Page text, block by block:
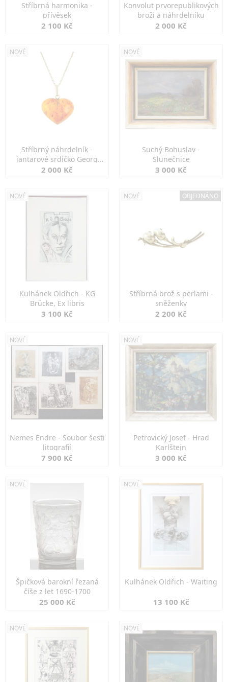
Stříbrná harmonika -
přívěsek
2 100 Kč
Konvolut prvorepublikových
broží a náhrdelníku
2 000 Kč
NOVÉ
Stříbrný náhrdelník -
jantarové srdíčko Georg
Kramer
2 000 Kč
NOVÉ
Suchý Bohuslav -
Slunečnice
3 000 Kč
NOVÉ
Kulhánek Oldřich - KG
Brücke, Ex libris
3 100 Kč
NOVÉ OBJEDNÁNO
Stříbrná brož s perlami -
sněženky
2 200 Kč
NOVÉ
Nemes Endre - Soubor šesti
litografií
7 900 Kč
NOVÉ
Petrovický Josef - Hrad
Karlštejn
3 000 Kč
NOVÉ
Špičková barokní řezaná
číše z let 1690-1700
25 000 Kč
NOVÉ
Kulhánek Oldřich - Waiting
13 100 Kč
NOVÉ NOVÉ